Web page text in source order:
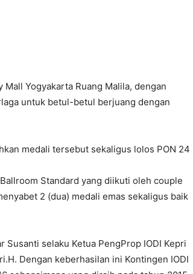
Yogyakarta Ruang Malila, dengan
untuk betul-betul berjuang dengan
medali tersebut sekaligus lolos PON 24
Standard yang diikuti oleh couple
2 (dua) medali emas sekaligus baik
selaku Ketua PengProp IODI Kepri
Dengan keberhasilan ini Kontingen IODI